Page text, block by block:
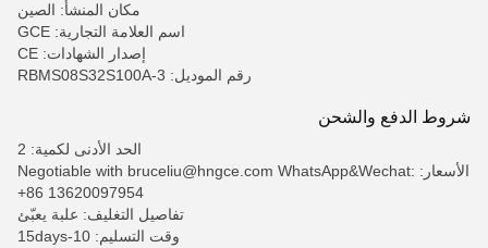
مكان المنشأ: الصين
اسم العلامة التجارية: GCE
إصدار الشهادات: CE
رقم الموديل: RBMS08S32S100A-3
شروط الدفع والشحن
الحد الأدنى لكمية: 2
الأسعار: Negotiable with bruceliu@hngce.com WhatsApp&Wechat:
+86 13620097954
تفاصيل التغليف: علبة يعبّئ
وقت التسليم: 10-15days